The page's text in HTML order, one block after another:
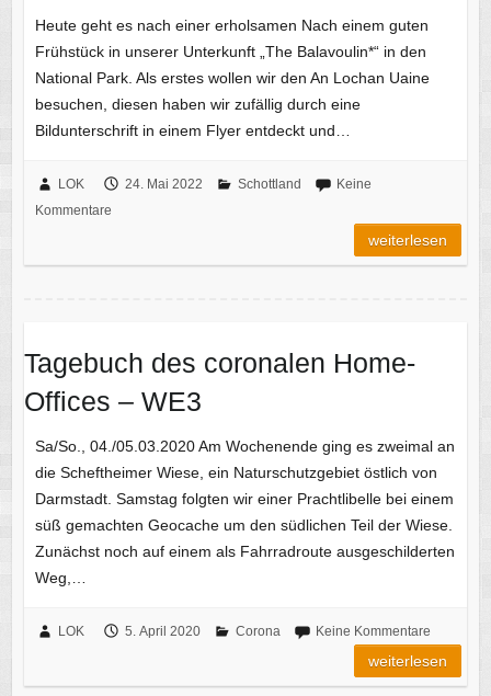
Heute geht es nach einer erholsamen Nach einem guten
Frühstück in unserer Unterkunft „The Balavoulin*“ in den
National Park. Als erstes wollen wir den An Lochan Uaine
besuchen, diesen haben wir zufällig durch eine
Bildunterschrift in einem Flyer entdeckt und…
LOK 24. Mai 2022 Schottland
Keine
Kommentare
weiterlesen
Tagebuch des coronalen Home-
Offices – WE3
Sa/So., 04./05.03.2020 Am Wochenende ging es zweimal an
die Scheftheimer Wiese, ein Naturschutzgebiet östlich von
Darmstadt. Samstag folgten wir einer Prachtlibelle bei einem
süß gemachten Geocache um den südlichen Teil der Wiese.
Zunächst noch auf einem als Fahrradroute ausgeschilderten
Weg,…
LOK 5. April 2020 Corona Keine Kommentare
weiterlesen